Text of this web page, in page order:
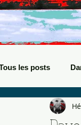
les posts
Danses